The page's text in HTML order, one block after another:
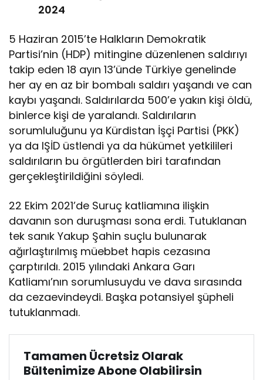
2024
5 Haziran 2015’te Halkların Demokratik
Partisi’nin (HDP) mitingine düzenlenen saldırıyı
takip eden 18 ayın 13’ünde Türkiye genelinde
her ay en az bir bombalı saldırı yaşandı ve can
kaybı yaşandı. Saldırılarda 500’e yakın kişi öldü,
binlerce kişi de yaralandı. Saldırıların
sorumluluğunu ya Kürdistan İşçi Partisi (PKK)
ya da IŞİD üstlendi ya da hükümet yetkilileri
saldırıların bu örgütlerden biri tarafından
gerçekleştirildiğini söyledi.
22 Ekim 2021’de Suruç katliamına ilişkin
davanın son duruşması sona erdi. Tutuklanan
tek sanık Yakup Şahin suçlu bulunarak
ağırlaştırılmış müebbet hapis cezasına
çarptırıldı. 2015 yılındaki Ankara Garı
Katliamı’nın sorumlusuydu ve dava sırasında
da cezaevindeydi. Başka potansiyel şüpheli
tutuklanmadı.
Tamamen Ücretsiz Olarak
Bültenimize Abone Olabilirsin